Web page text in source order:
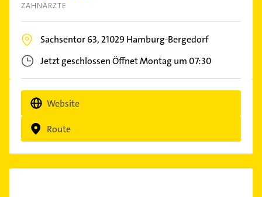
ZAHNÄRZTE
Sachsentor 63, 21029Hamburg-Bergedorf
Jetzt geschlossenÖffnet Montag um 07:30
Website
Route